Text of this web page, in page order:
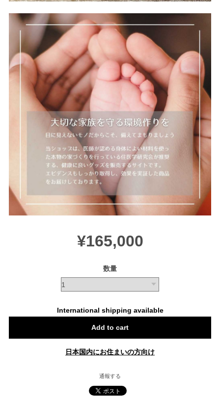
¥165,000
数量
International shipping available
Add to cart
日本国内にお住まいの方向け
通報する